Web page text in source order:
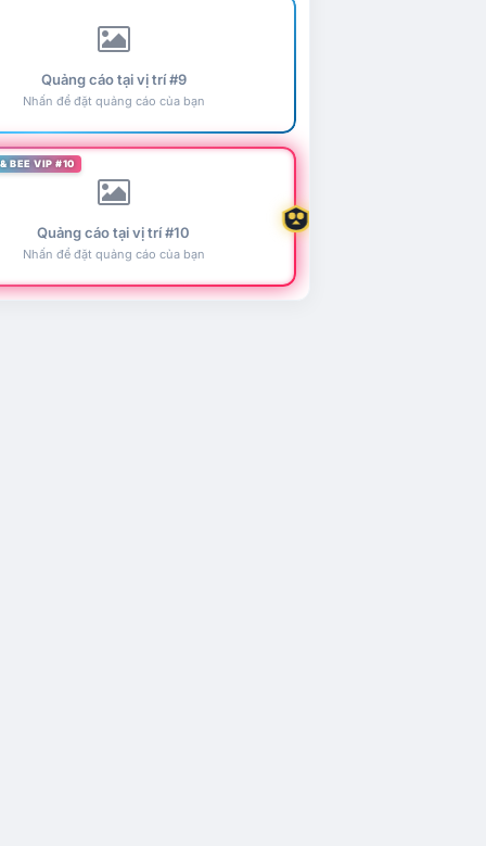
Quảng cáo tại vị trí #9
Nhấn để đặt quảng cáo của bạn
BEE VIP #10
Quảng cáo tại vị trí #10
Nhấn để đặt quảng cáo của bạn